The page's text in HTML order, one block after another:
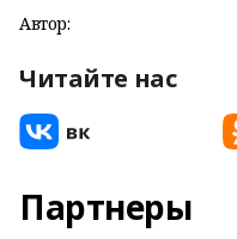
Автор:
Читайте нас
Партнеры